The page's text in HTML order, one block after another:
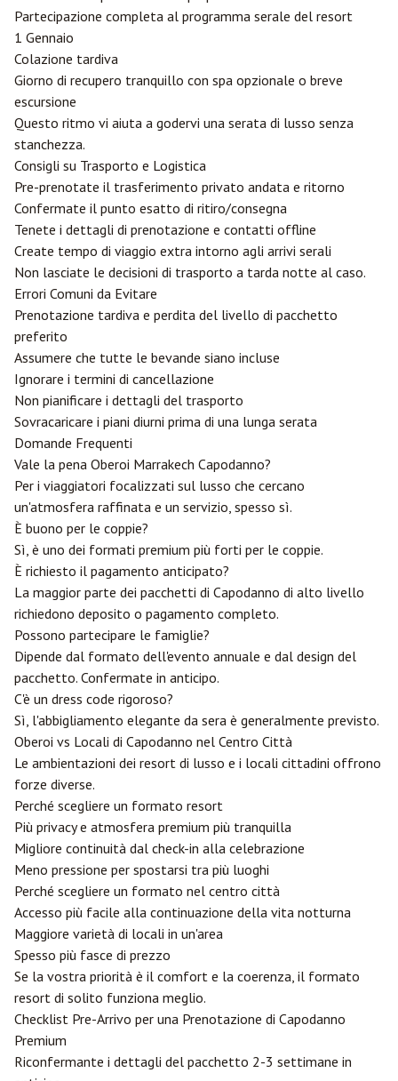
Partecipazione completa al programma serale del resort
1 Gennaio
Colazione tardiva
Giorno di recupero tranquillo con spa opzionale o breve
escursione
Questo ritmo vi aiuta a godervi una serata di lusso senza
stanchezza.
Consigli su Trasporto e Logistica
Pre-prenotate il trasferimento privato andata e ritorno
Confermate il punto esatto di ritiro/consegna
Tenete i dettagli di prenotazione e contatti offline
Create tempo di viaggio extra intorno agli arrivi serali
Non lasciate le decisioni di trasporto a tarda notte al caso.
Errori Comuni da Evitare
Prenotazione tardiva e perdita del livello di pacchetto
preferito
Assumere che tutte le bevande siano incluse
Ignorare i termini di cancellazione
Non pianificare i dettagli del trasporto
Sovracaricare i piani diurni prima di una lunga serata
Domande Frequenti
Vale la pena Oberoi Marrakech Capodanno?
Per i viaggiatori focalizzati sul lusso che cercano
un'atmosfera raffinata e un servizio, spesso sì.
È buono per le coppie?
Sì, è uno dei formati premium più forti per le coppie.
È richiesto il pagamento anticipato?
La maggior parte dei pacchetti di Capodanno di alto livello
richiedono deposito o pagamento completo.
Possono partecipare le famiglie?
Dipende dal formato dell'evento annuale e dal design del
pacchetto. Confermate in anticipo.
C'è un dress code rigoroso?
Sì, l'abbigliamento elegante da sera è generalmente previsto.
Oberoi vs Locali di Capodanno nel Centro Città
Le ambientazioni dei resort di lusso e i locali cittadini offrono
forze diverse.
Perché scegliere un formato resort
Più privacy e atmosfera premium più tranquilla
Migliore continuità dal check-in alla celebrazione
Meno pressione per spostarsi tra più luoghi
Perché scegliere un formato nel centro città
Accesso più facile alla continuazione della vita notturna
Maggiore varietà di locali in un'area
Spesso più fasce di prezzo
Se la vostra priorità è il comfort e la coerenza, il formato
resort di solito funziona meglio.
Checklist Pre-Arrivo per una Prenotazione di Capodanno
Premium
Riconfermante i dettagli del pacchetto 2-3 settimane in